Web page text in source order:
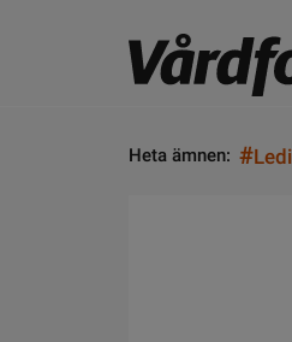
Heta ämnen: #